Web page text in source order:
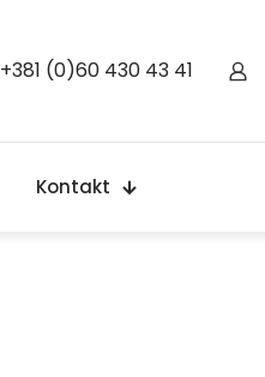
+381 (0)60 430 43 41
Kontakt